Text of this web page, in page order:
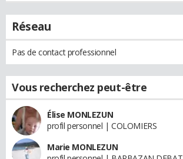
Réseau
Pas de contact professionnel
Vous recherchez peut-être
Élise MONLEZUN
profil personnel | COLOMIERS
Marie MONLEZUN